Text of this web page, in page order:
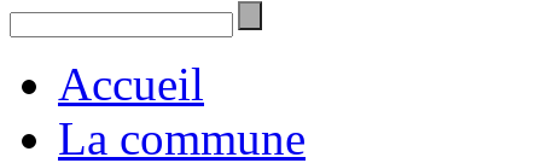
Accueil
La commune